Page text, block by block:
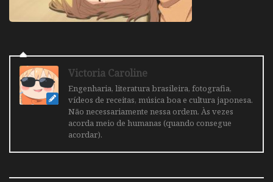
Victoria Caroline
Engenharia, literatura brasileira, fotografia,
vídeos de receitas, música boa e cultura japonesa.
Não necessariamente nessa ordem. Às vezes
acorda meio de humanas (quando consegue
acordar).